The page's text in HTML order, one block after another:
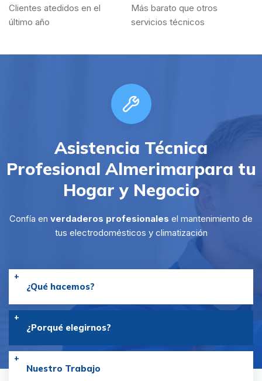
Clientes atedidos en el
último año
Más barato que otros
servicios técnicos
Asistencia Técnica
Profesional Almerimarpara tu
Hogar y Negocio
Confía en verdaderos profesionales el mantenimiento de
tus electrodomésticos y climatización
¿Qué hacemos?
¿Porqué elegirnos?
Nuestro Trabajo